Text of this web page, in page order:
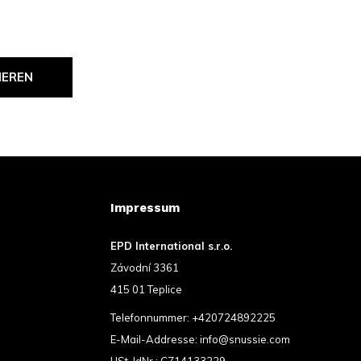
Impressum
EPD International s.r.o.
Závodní 3361
415 01 Teplice
Telefonnummer: +420724892225
E-Mail-Addresse: info@snussie.com